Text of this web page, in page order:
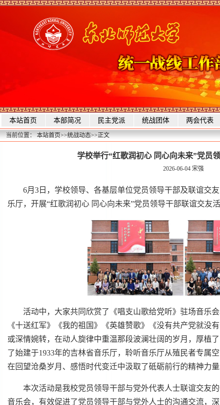
本站首页 本部简况 民主党派 统战团体 两会代表
当前位置：本站首页>>统战动态>>正文
学校举行“红歌润初心 同心向未来”党员
2026-06-04 宋强
6月3日，学校领导、各基层单位党员领导干部及联谊交
乐厅，开展“红歌润初心 同心向未来”党员领导干部联谊交友
活动中，大家共同欣赏了《唱支山歌给党听》驻场音乐
《十送红军》《我的祖国》《英雄赞歌》《没有共产党就没
或深情婉转，在动人旋律中重温那段波澜壮阔的岁月，厚植
了始建于1933年的吉林省音乐厅，聆听音乐厅从殖民者专属
在回望沧桑岁月、感悟时代变迁中汲取了砥砺前行的精神力
本次活动是我校党员领导干部与党外代表人士联谊交友
音乐会，有效促进了党员领导干部与党外人士的沟通交流，